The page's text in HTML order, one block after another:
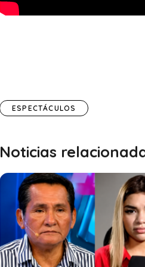
ESPECTÁCULOS
Noticias